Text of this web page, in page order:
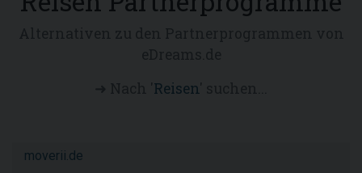
Reisen
moverii.de